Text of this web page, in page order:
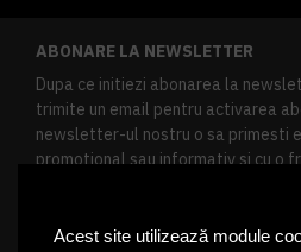
Acest site utilizează module
ABONARE LA NEWSLETTER
Dupa ce initiezi abonarea la
trimite un email pentru activarea
newsletter-ul nostru o sa primesti
promotional sau informativ si cu o
redusa. Daca doresti sa te
newsletter primit, daca esti client
speciala in contul tau in acest